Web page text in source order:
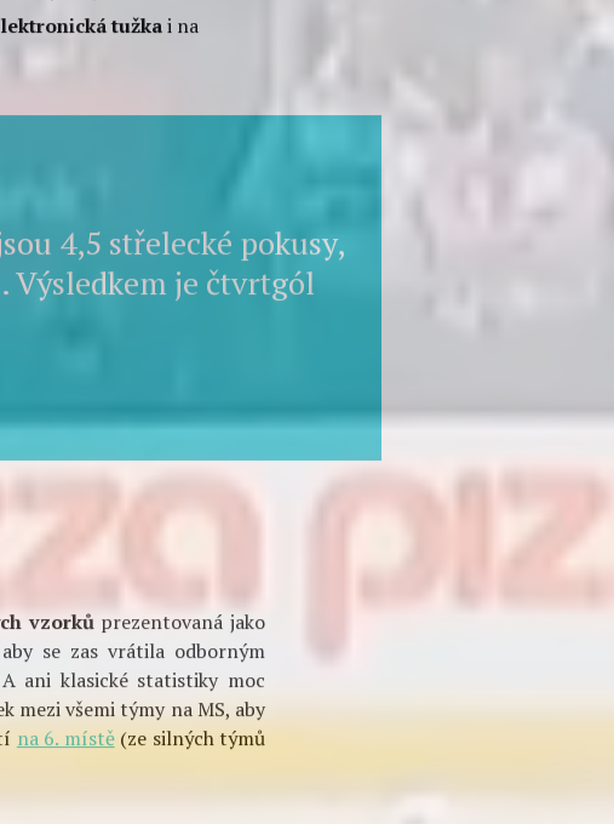
zápasy s hokejovými
navíc zahrnuli
jen 0,86.
4,5 střelecké pokusy,
je čtvrtgól